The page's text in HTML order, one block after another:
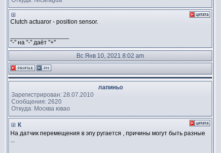
Clutch actuaror - position sensor.
"-" на "-" даёт "+"
Вс Янв 10, 2021 8:02 am
лапиньо
Зарегистрирован: 28.07.2010
Сообщения: 2620
Откуда: Москва ювао
К
На датчик перемещения в эпу ругается , причины могут быть разные
...